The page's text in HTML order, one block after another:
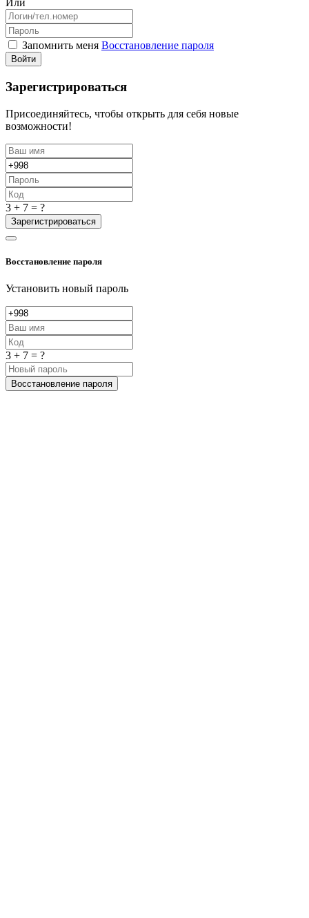
Или
Запомнить меня Восстановление пароля
Войти
Зарегистрироваться
Присоединяйтесь, чтобы открыть для себя новые
возможности!
3 + 7 = ?
Зарегистрироваться
Восстановление пароля
Установить новый пароль
3 + 7 = ?
Восстановление пароля